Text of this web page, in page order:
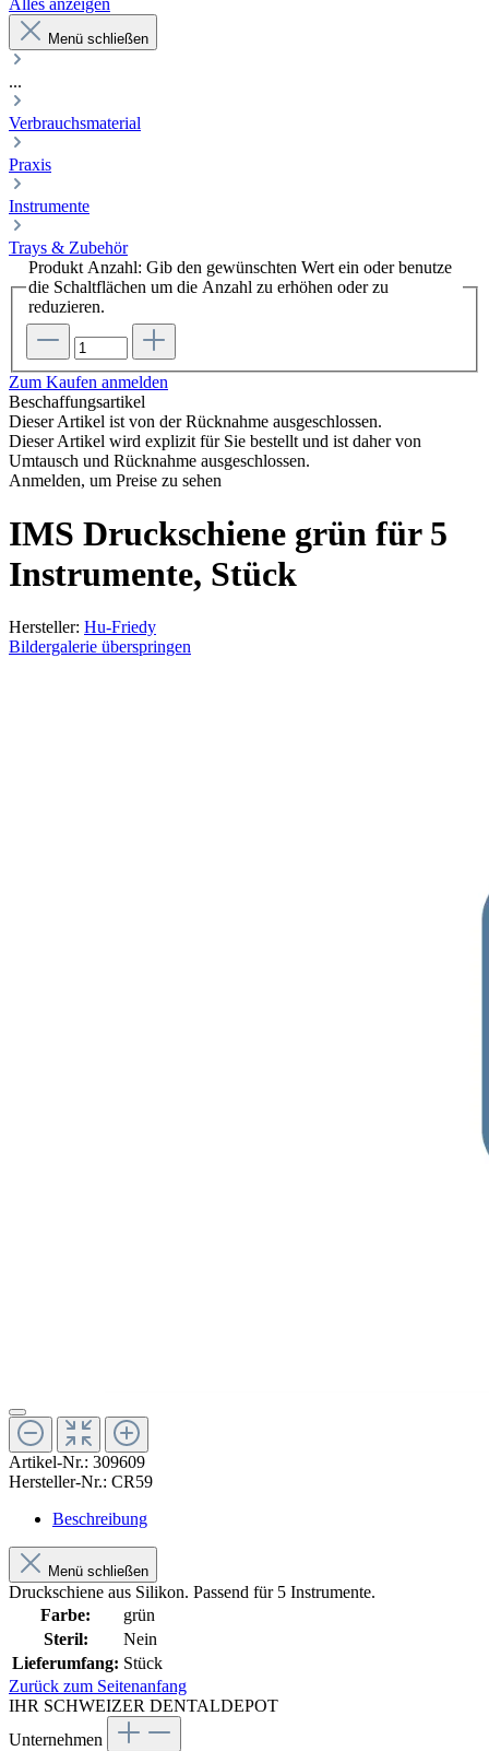
Alles anzeigen
Menü schließen
...
Verbrauchsmaterial
Praxis
Instrumente
Trays & Zubehör
Produkt Anzahl: Gib den gewünschten Wert ein oder benutze
die Schaltflächen um die Anzahl zu erhöhen oder zu
reduzieren.
Zum Kaufen anmelden
Beschaffungsartikel
Dieser Artikel ist von der Rücknahme ausgeschlossen.
Dieser Artikel wird explizit für Sie bestellt und ist daher von
Umtausch und Rücknahme ausgeschlossen.
Anmelden, um Preise zu sehen
IMS Druckschiene grün für 5
Instrumente, Stück
Hersteller: Hu-Friedy
Bildergalerie überspringen
Artikel-Nr.: 309609
Hersteller-Nr.: CR59
Beschreibung
Menü schließen
Druckschiene aus Silikon. Passend für 5 Instrumente.
Farbe:
grün
Steril:
Nein
Lieferumfang: Stück
Zurück zum Seitenanfang
IHR SCHWEIZER DENTALDEPOT
Unternehmen